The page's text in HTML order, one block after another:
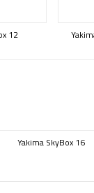
12
Yakima SkyBox 16